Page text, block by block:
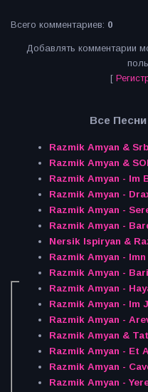
Всего комментариев: 0
Добавлять комментарии
[
Все
Razmik Amyan &
Razmik Amyan &
Razmik Amyan - Im
Razmik Amyan -
Razmik Amyan -
Razmik Amyan -
Nersik Ispiryan &
Razmik Amyan - Imn
Razmik Amyan -
Razmik Amyan -
Razmik Amyan - Im
Razmik Amyan -
Razmik Amyan &
Razmik Amyan - Et
Razmik Amyan -
Razmik Amyan -